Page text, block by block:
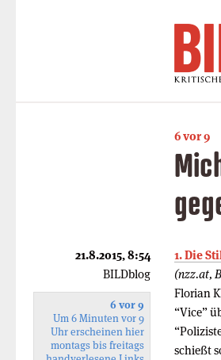
6 vor 9
1. Die
(nzz.at,
Florian
“Vice”
schießt
21.8.2015, 8:54
BILDblog
6 vor 9
Um 6 Minuten vor 9
Uhr erscheinen hier
montags bis freitags